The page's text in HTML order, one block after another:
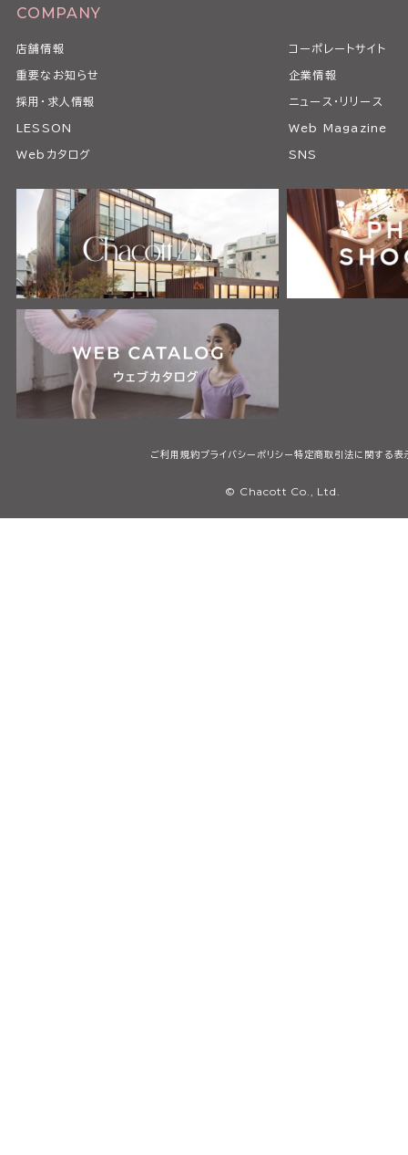
COMPANY
店舗情報 コーポレートサイト
重要なお知らせ 企業情報
採用・求人情報 ニュース・リリース
LESSON Web Magazine
Webカタログ SNS
ご利用規約プライバシーポリシー特定商取引法に関する表
© Chacott Co., Ltd.